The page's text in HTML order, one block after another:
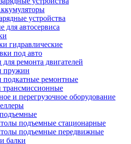
устройства
для автосервиса
гидравлические
под авто
ремонта двигателей
пружин
подкатные ремонтные
трансмиссионные
и перегрузочное оборудование
подъемные стационарные
подъемные передвижные
балки